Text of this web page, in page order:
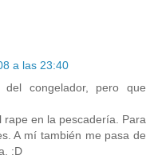
a las 23:40
congelador, pero que
en la pescadería. Para
A mí también me pasa de
:D